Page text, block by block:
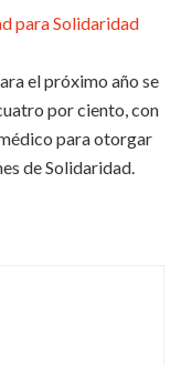
el próximo año se
por ciento, con
para otorgar
de Solidaridad.